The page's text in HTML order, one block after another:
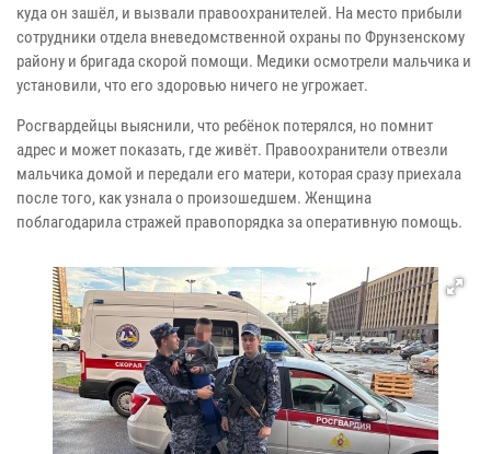
куда он зашёл, и вызвали правоохранителей. На место прибыли
сотрудники отдела вневедомственной охраны по Фрунзенскому
району и бригада скорой помощи. Медики осмотрели мальчика и
установили, что его здоровью ничего не угрожает.
Росгвардейцы выяснили, что ребёнок потерялся, но помнит
адрес и может показать, где живёт. Правоохранители отвезли
мальчика домой и передали его матери, которая сразу приехала
после того, как узнала о произошедшем. Женщина
поблагодарила стражей правопорядка за оперативную помощь.